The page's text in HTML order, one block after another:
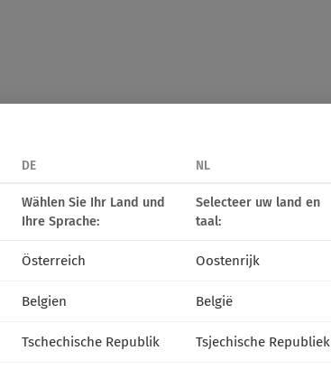
DE NL
Wählen Sie Ihr Land und
Ihre Sprache:
Selecteer uw land en
taal:
Österreich Oostenrijk
Belgien België
Tschechische Republik Tsjechische Republiek